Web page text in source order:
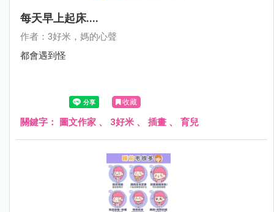
每天早上起床....
作者：3好米，媽的心聲
都會遇到怪
收藏
關鍵字： 圖文作家 、 3好米 、 插畫 、 育兒